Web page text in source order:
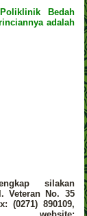
Bedah
adalah
silakan
Veteran No. 35
(0271) 890109,